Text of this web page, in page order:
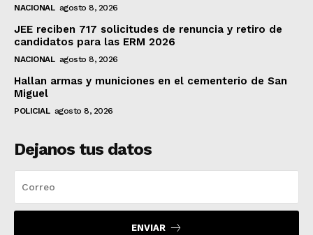
NACIONAL agosto 8, 2026
JEE reciben 717 solicitudes de renuncia y retiro de
candidatos para las ERM 2026
NACIONAL agosto 8, 2026
Hallan armas y municiones en el cementerio de San
Miguel
POLICIAL agosto 8, 2026
Dejanos tus datos
ENVIAR